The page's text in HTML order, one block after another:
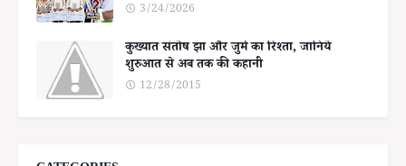
3/24/2026
कुख्यात संतोष झा और जुर्म का रिश्ता, जानिये
शुरुआत से अब तक की कहानी
12/28/2015